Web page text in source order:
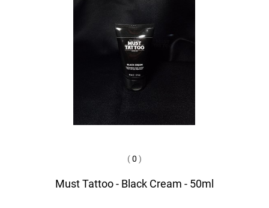
(0 )
Must Tattoo - Black Cream - 50ml